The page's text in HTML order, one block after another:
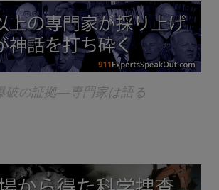
破の証拠―専門家は語る